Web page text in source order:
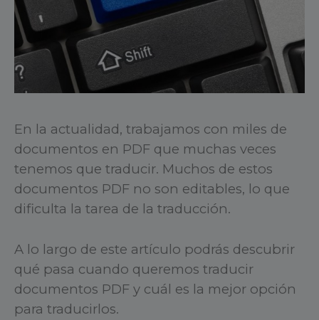
En la actualidad, trabajamos con miles de
documentos en PDF que muchas veces
tenemos que traducir. Muchos de estos
documentos PDF no son editables, lo que
dificulta la tarea de la traducción.
A lo largo de este artículo podrás descubrir
qué pasa cuando queremos traducir
documentos PDF y cuál es la mejor opción
para traducirlos.